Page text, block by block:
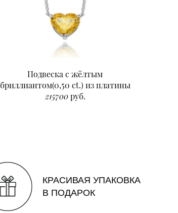
Подвеска с жёлтым
бриллиантом(0,50 ct.) из платины
215700руб.
КРАСИВАЯ УПАКОВКА
В ПОДАРОК